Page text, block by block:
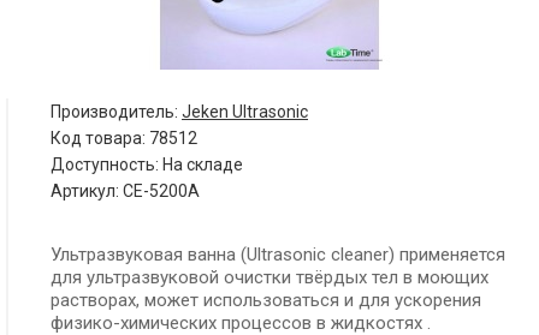
Производитель: Jeken Ultrasonic
Код товара: 78512
Доступность: На складе
Артикул: CE-5200А
Ультразвуковая ванна (Ultrasonic cleaner) применяется
для ультразвуковой очистки твёрдых тел в моющих
растворах, может использоваться и для ускорения
физико-химических процессов в жидкостях .